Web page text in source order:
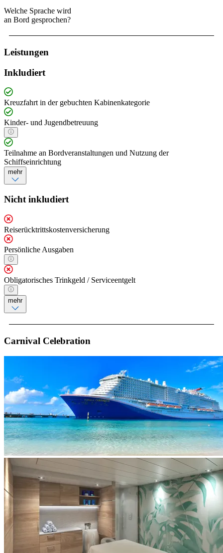
Welche Sprache wird
an Bord gesprochen?
Leistungen
Inkludiert
Kreuzfahrt in der gebuchten Kabinenkategorie
Kinder- und Jugendbetreuung
Teilnahme an Bordveranstaltungen und Nutzung der
Schiffseinrichtung
mehr
Nicht inkludiert
Reiserücktrittskostenversicherung
Persönliche Ausgaben
Obligatorisches Trinkgeld / Serviceentgelt
mehr
Carnival Celebration